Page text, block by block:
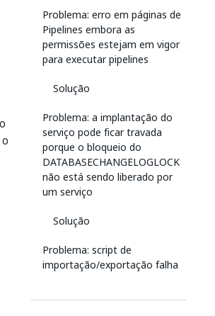
Problema: erro em páginas de
Pipelines embora as
permissões estejam em vigor
para executar pipelines
Solução
Problema: a implantação do
serviço pode ficar travada
porque o bloqueio do
DATABASECHANGELOGLOCK
não está sendo liberado por
um serviço
Solução
Problema: script de
importação/exportação falha